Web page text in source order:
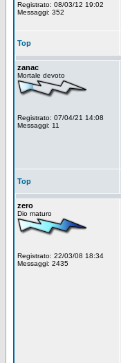
Registrato: 08/03/12 19:02
Messaggi: 352
Top
zanac
Mortale devoto
Registrato: 07/04/21 14:08
Messaggi: 11
Top
zero
Dio maturo
Registrato: 22/03/08 18:34
Messaggi: 2435